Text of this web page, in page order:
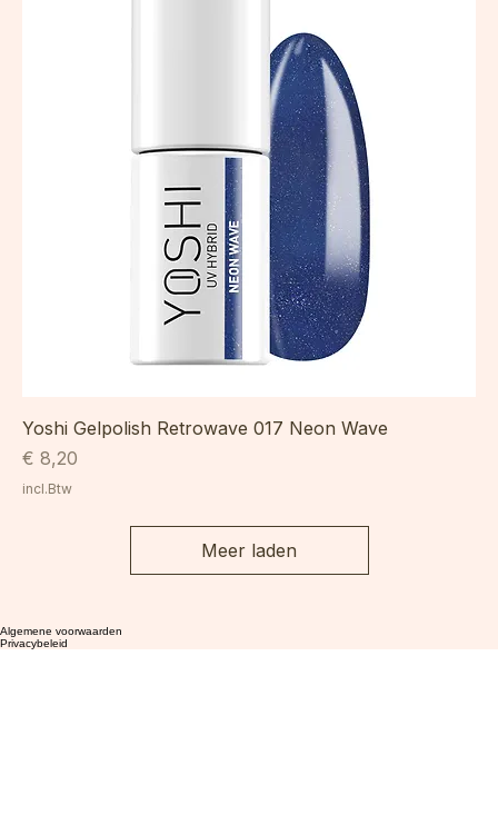
Yoshi Gelpolish Retrowave 017 Neon Wave
Prijs
€ 8,20